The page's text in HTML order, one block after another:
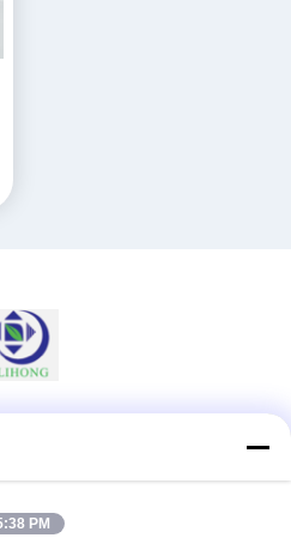
sociaux
PM